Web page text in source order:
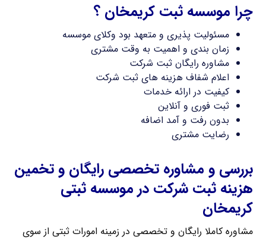
چرا موسسه ثبت کریمخان ؟
مسئولیت پذیری و متعهد بود وکلای موسسه
زمان بندی و اهمیت به وقت مشتری
مشاوره رایگان ثبت شرکت
اعلام شفاف هزینه های ثبت شرکت
کیفیت در ارائه خدمات
ثبت فوری و آنلاین
بدون رفت و آمد اضافه
رضایت مشتری
بررسی و مشاوره تخصصی رایگان و تخمین
هزینه ثبت شرکت در موسسه ثبتی
کریمخان
مشاوره کاملا رایگان و تخصصی در زمینه امورات ثبتی از سوی